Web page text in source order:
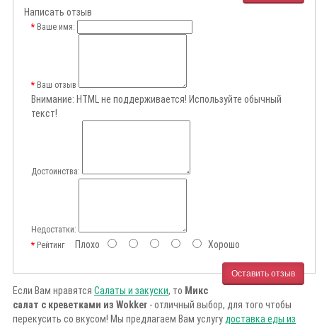
Написать отзыв
Ваше имя:
Ваш отзыв
Внимание: HTML не поддерживается! Используйте обычный
текст!
Достоинства:
Недостатки:
РейтингПлохо Хорошо
Оставить отзыв
Если Вам нравятся Салаты и закуски, то Микс
салат с креветками из Wokker - отличный выбор, для того чтобы
перекусить со вкусом! Мы предлагаем Вам услугу доставка еды из